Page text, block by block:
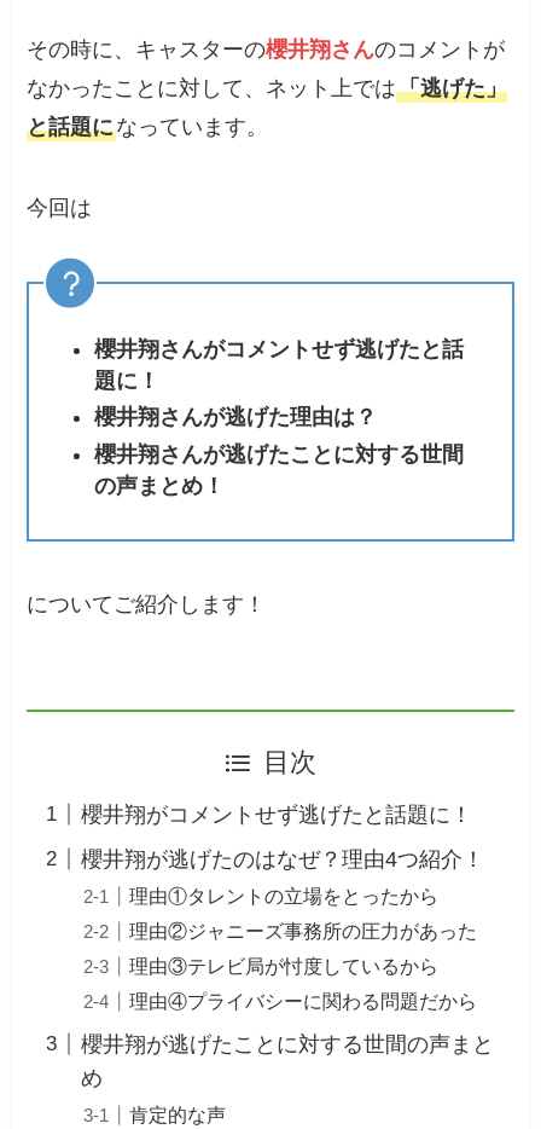
その時に、キャスターの櫻井翔さんのコメントが
なかったことに対して、ネット上では「逃げた」
と話題になっています。
今回は
櫻井翔さんがコメントせず逃げたと話
題に！
櫻井翔さんが逃げた理由は？
櫻井翔さんが逃げたことに対する世間
の声まとめ！
についてご紹介します！
目次
櫻井翔がコメントせず逃げたと話題に！
櫻井翔が逃げたのはなぜ？理由4つ紹介！
理由①タレントの立場をとったから
理由②ジャニーズ事務所の圧力があった
理由③テレビ局が忖度しているから
理由④プライバシーに関わる問題だから
櫻井翔が逃げたことに対する世間の声まと
め
肯定的な声